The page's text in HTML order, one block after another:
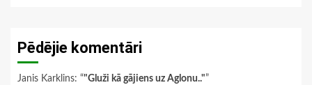
Pēdējie komentāri
Janis Karklins: “"Gluži kā gājiens uz Aglonu.."”